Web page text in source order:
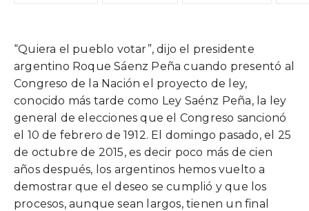
“Quiera el pueblo votar”, dijo el presidente
argentino Roque Sáenz Peña cuando presentó al
Congreso de la Nación el proyecto de ley,
conocido más tarde como Ley Saénz Peña, la ley
general de elecciones que el Congreso sancionó
el 10 de febrero de 1912. El domingo pasado, el 25
de octubre de 2015, es decir poco más de cien
años después, los argentinos hemos vuelto a
demostrar que el deseo se cumplió y que los
procesos, aunque sean largos, tienen un final